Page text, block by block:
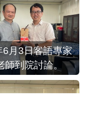
6月3日客語專家
師到院討論。